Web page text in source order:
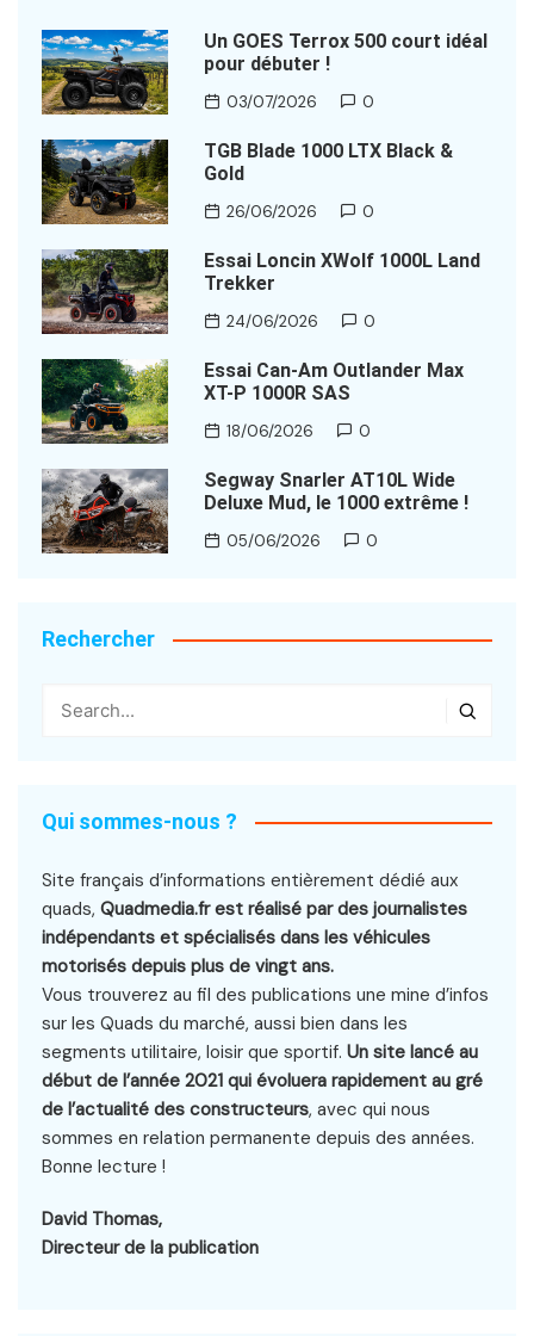
Un GOES Terrox 500 court idéal
pour débuter !
03/07/2026 0
TGB Blade 1000 LTX Black &
Gold
26/06/2026 0
Essai Loncin XWolf 1000L Land
Trekker
24/06/2026 0
Essai Can-Am Outlander Max
XT-P 1000R SAS
18/06/2026 0
Segway Snarler AT10L Wide
Deluxe Mud, le 1000 extrême !
05/06/2026 0
Rechercher
Qui sommes-nous ?
Site français d’informations entièrement dédié aux
quads, Quadmedia.fr est réalisé par des journalistes
indépendants et spécialisés dans les véhicules
motorisés depuis plus de vingt ans.
Vous trouverez au fil des publications une mine d’infos
sur les Quads du marché, aussi bien dans les
segments utilitaire, loisir que sportif. Un site lancé au
début de l’année 2021 qui évoluera rapidement au gré
de l’actualité des constructeurs, avec qui nous
sommes en relation permanente depuis des années.
Bonne lecture !
David Thomas,
Directeur de la publication